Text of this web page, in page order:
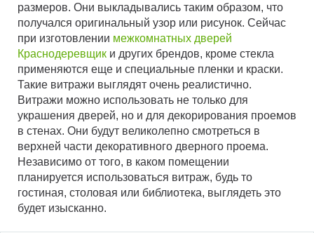
размеров. Они выкладывались таким образом, что
получался оригинальный узор или рисунок. Сейчас
при изготовлении межкомнатных дверей
Краснодеревщик и других брендов, кроме стекла
применяются еще и специальные пленки и краски.
Такие витражи выглядят очень реалистично.
Витражи можно использовать не только для
украшения дверей, но и для декорирования проемов
в стенах. Они будут великолепно смотреться в
верхней части декоративного дверного проема.
Независимо от того, в каком помещении
планируется использоваться витраж, будь то
гостиная, столовая или библиотека, выглядеть это
будет изысканно.